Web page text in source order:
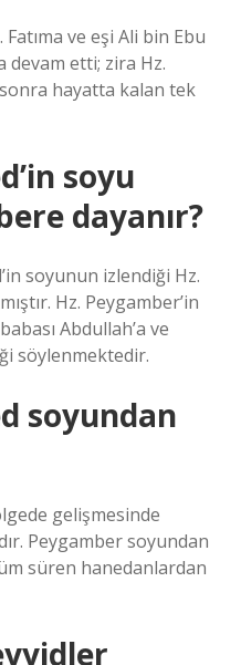
ve eşi Ali bin Ebu
devam etti; zira Hz.
hayatta kalan tek
soyu
dayanır?
soyunun izlendiği Hz.
Hz. Peygamber’in
Abdullah’a ve
söylenmektedir.
soyundan
gelişmesinde
Peygamber soyundan
süren hanedanlardan